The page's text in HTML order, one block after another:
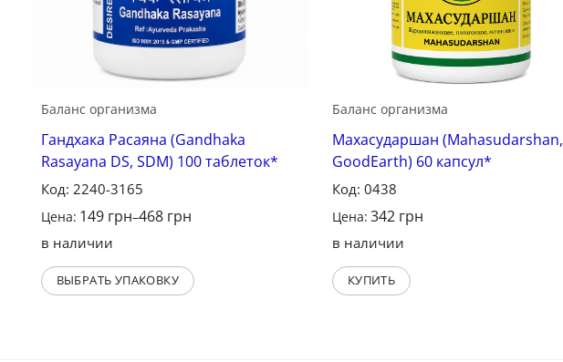
Баланс организма
Гандхака Расаяна (Gandhaka
Rasayana DS, SDM) 100 таблеток*
Код: 2240-3165
Цена: 149 грн–468 грн
в наличии
ВЫБРАТЬ УПАКОВКУ
Баланс организма
Махасударшан (Mahasudarshan,
GoodEarth) 60 капсул*
Код: 0438
Цена: 342 грн
в наличии
КУПИТЬ